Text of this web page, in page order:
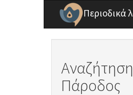
Παράκαμψη προς το κυρίως περιεχόμενο
Περιοδικά
Αναζήτηση
Πάροδος